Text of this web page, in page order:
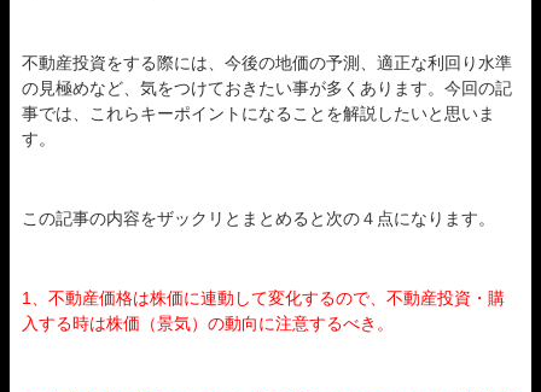
不動産投資をする際には、今後の地価の予測、適正な利回り水準
の見極めなど、気をつけておきたい事が多くあります。今回の記
事では、これらキーポイントになることを解説したいと思いま
す。
この記事の内容をザックリとまとめると次の４点になります。
1、不動産価格は株価に連動して変化するので、不動産投資・購
入する時は株価（景気）の動向に注意するべき。